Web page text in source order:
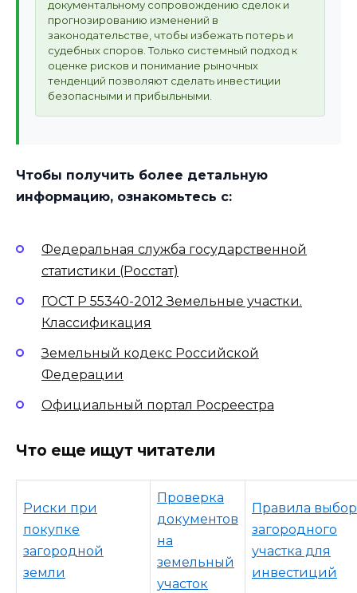
документальному сопровождению сделок и
прогнозированию изменений в
законодательстве, чтобы избежать потерь и
судебных споров. Только системный подход к
оценке рисков и понимание рыночных
тенденций позволяют сделать инвестиции
безопасными и прибыльными.
Чтобы получить более детальную
информацию, ознакомьтесь с:
Федеральная служба государственной
статистики (Росстат)
ГОСТ Р 55340-2012 Земельные участки.
Классификация
Земельный кодекс Российской
Федерации
Официальный портал Росреестра
Что еще ищут читатели
Риски при
покупке
загородной
земли
Проверка
документов
на
земельный
участок
Правила
загородного
участка для
инвестиций